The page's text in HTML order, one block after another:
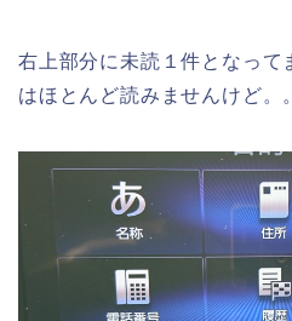
右上部分に未読１件となって
はほとんど読みませんけど。